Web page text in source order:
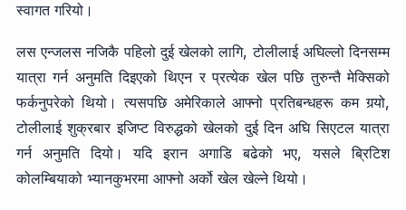
स्वागत गरियो।
लस एन्जलस नजिकै पहिलो दुई खेलको लागि, टोलीलाई अघिल्लो दिनसम्म
यात्रा गर्न अनुमति दिइएको थिएन र प्रत्येक खेल पछि तुरुन्तै मेक्सिको
फर्कनुपरेको थियो। त्यसपछि अमेरिकाले आफ्नो प्रतिबन्धहरू कम गर्‍यो,
टोलीलाई शुक्रबार इजिप्ट विरुद्धको खेलको दुई दिन अघि सिएटल यात्रा
गर्न अनुमति दियो। यदि इरान अगाडि बढेको भए, यसले ब्रिटिश
कोलम्बियाको भ्यानकुभरमा आफ्नो अर्को खेल खेल्ने थियो।